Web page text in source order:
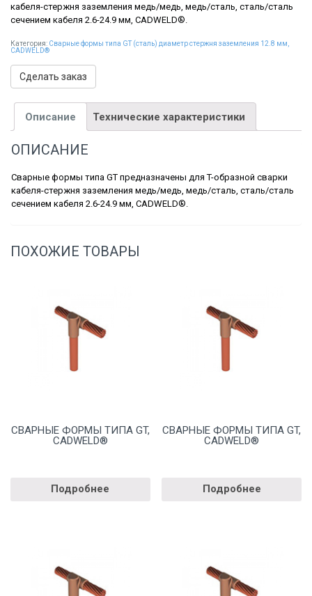
кабеля-стержня заземления медь/медь, медь/сталь, сталь/сталь
сечением кабеля 2.6-24.9 мм, CADWELD®.
Категория: Сварные формы типа GT (сталь) диаметр стержня заземления 12.8 мм,
CADWELD®
Сделать заказ
Описание Технические характеристики
ОПИСАНИЕ
Сварные формы типа GT предназначены для T-образной сварки
кабеля-стержня заземления медь/медь, медь/сталь, сталь/сталь
сечением кабеля 2.6-24.9 мм, CADWELD®.
ПОХОЖИЕ ТОВАРЫ
СВАРНЫЕ ФОРМЫ ТИПА GT,
CADWELD®
Подробнее
СВАРНЫЕ ФОРМЫ ТИПА GT,
CADWELD®
Подробнее